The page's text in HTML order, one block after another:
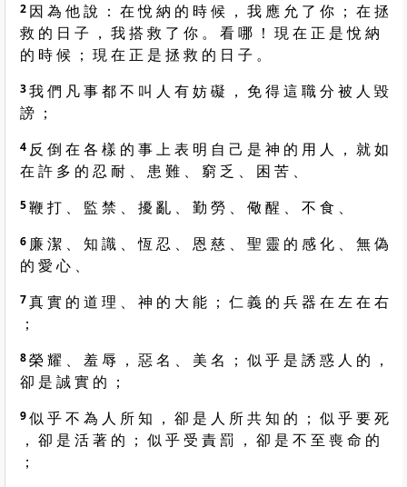
2 因 為 他 說 ： 在 悅 納 的 時 候 ， 我 應 允 了 你 ； 在 拯
救 的 日 子 ， 我 搭 救 了 你 。 看 哪 ！ 現 在 正 是 悅 納
的 時 候 ； 現 在 正 是 拯 救 的 日 子 。
3我 們 凡 事 都 不 叫 人 有 妨 礙 ， 免 得 這 職 分 被 人 毀
謗 ；
4 反 倒 在 各 樣 的 事 上 表 明 自 己 是 神 的 用 人 ， 就 如
在 許 多 的 忍 耐 、 患 難 、 窮 乏 、 困 苦 、
5鞭 打 、 監 禁 、 擾 亂 、 勤 勞 、 儆 醒 、 不 食 、
6 廉 潔 、 知 識 、 恆 忍 、 恩 慈 、 聖 靈 的 感 化 、 無 偽
的 愛 心 、
7真 實 的 道 理 、 神 的 大 能 ； 仁 義 的 兵 器 在 左 在 右
；
8榮 耀 、 羞 辱 ， 惡 名 、 美 名 ； 似 乎 是 誘 惑 人 的 ，
卻 是 誠 實 的 ；
9似 乎 不 為 人 所 知 ， 卻 是 人 所 共 知 的 ； 似 乎 要 死
， 卻 是 活 著 的 ； 似 乎 受 責 罰 ， 卻 是 不 至 喪 命 的
；